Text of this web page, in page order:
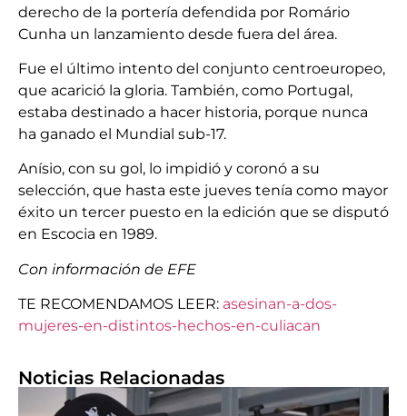
derecho de la portería defendida por Romário
Cunha un lanzamiento desde fuera del área.
Fue el último intento del conjunto centroeuropeo,
que acarició la gloria. También, como Portugal,
estaba destinado a hacer historia, porque nunca
ha ganado el Mundial sub-17.
Anísio, con su gol, lo impidió y coronó a su
selección, que hasta este jueves tenía como mayor
éxito un tercer puesto en la edición que se disputó
en Escocia en 1989.
Con información de EFE
TE RECOMENDAMOS LEER: asesinan-a-dos-
mujeres-en-distintos-hechos-en-culiacan
Noticias Relacionadas